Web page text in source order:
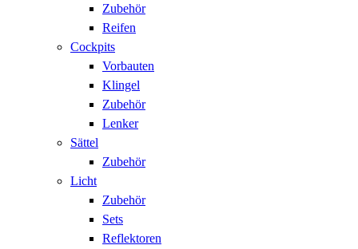
Zubehör
Reifen
Cockpits
Vorbauten
Klingel
Zubehör
Lenker
Sättel
Zubehör
Licht
Zubehör
Sets
Reflektoren